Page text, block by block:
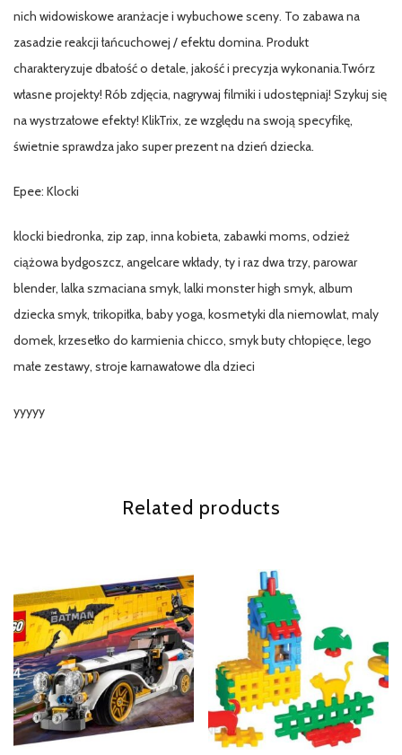
nich widowiskowe aranżacje i wybuchowe sceny. To zabawa na
zasadzie reakcji łańcuchowej / efektu domina. Produkt
charakteryzuje dbałość o detale, jakość i precyzja wykonania.Twórz
własne projekty! Rób zdjęcia, nagrywaj filmiki i udostępniaj! Szykuj się
na wystrzałowe efekty! KlikTrix, ze względu na swoją specyfikę,
świetnie sprawdza jako super prezent na dzień dziecka.
Epee: Klocki
klocki biedronka, zip zap, inna kobieta, zabawki moms, odzież
ciążowa bydgoszcz, angelcare wkłady, ty i raz dwa trzy, parowar
blender, lalka szmaciana smyk, lalki monster high smyk, album
dziecka smyk, trikopiłka, baby yoga, kosmetyki dla niemowlat, maly
domek, krzesełko do karmienia chicco, smyk buty chłopięce, lego
małe zestawy, stroje karnawałowe dla dzieci
yyyyy
Related products